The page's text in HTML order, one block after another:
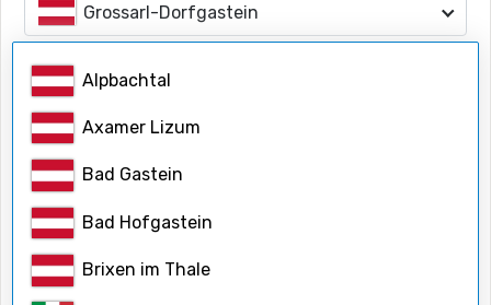
Grossarl-Dorfgastein
Alpbachtal
Axamer Lizum
Bad Gastein
Bad Hofgastein
Brixen im Thale
Antalet personer
Vuxna
Barnåldrar